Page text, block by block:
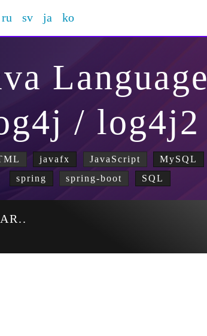
ru sv ja ko
Language
/ log4j2
javafx JavaScript MySQL
spring
spring-boot SQL